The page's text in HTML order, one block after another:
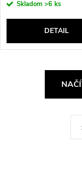
Skladom >6 ks
DETAIL